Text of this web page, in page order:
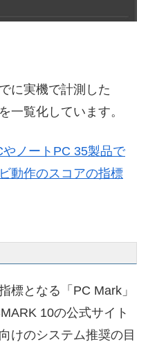
に実機で計測した
一覧化しています。
ノートPC 35製品で
動作のスコアの指標
標となる「PC Mark」
10の公式サイト
けのシステム推奨の目